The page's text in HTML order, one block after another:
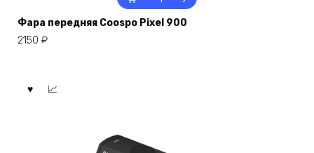
Фара передняя Coospo Pixel 900
2150 ₽